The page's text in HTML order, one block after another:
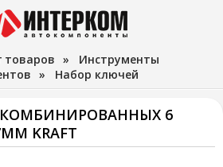
товаров » Инструменты
» Набор ключей
6
KRAFT